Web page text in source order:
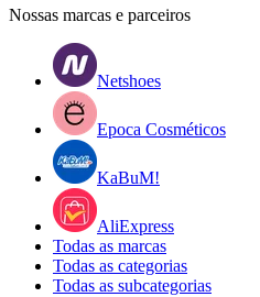
Nossas marcas e parceiros
Netshoes
Epoca Cosméticos
KaBuM!
AliExpress
Todas as marcas
Todas as categorias
Todas as subcategorias